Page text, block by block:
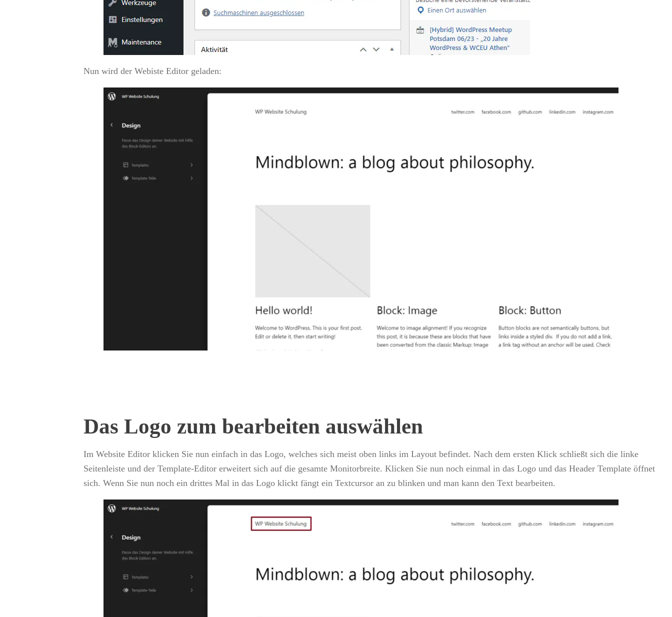
Nun wird der Webiste Editor geladen:
Das Logo zum bearbeiten auswählen
Im Website Editor klicken Sie nun einfach in das Logo, welches sich meist oben links im Layout befindet. Nach dem ersten Klick schließt sich die linke
Seitenleiste und der Template-Editor erweitert sich auf die gesamte Monitorbreite. Klicken Sie nun noch einmal in das Logo und das Header Template öffnet
sich. Wenn Sie nun noch ein drittes Mal in das Logo klickt fängt ein Textcursor an zu blinken und man kann den Text bearbeiten.